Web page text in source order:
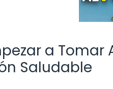
a
Saludable